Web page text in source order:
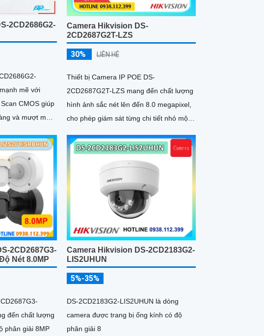
2CD2686G2-
mẽ với
CMOS giúp
và mượt mà.
Hồng Ngoại
60m
Camera Hikvision DS-
2CD2687G2T-LZS
30% LIÊN HỆ
Thiết bị Camera IP POE DS-
2CD2687G2T-LZS mang đến chất lượng
hình ảnh sắc nét lên đến 8.0 megapixel,
cho phép giám sát từng chi tiết nhỏ một
2CD2687G3-
Nét 8.0MP
đến chất lượng
phân giải 8MP
Camera Hikvision DS-2CD2183G2-
LIS2UHUN
5%-35%
DS-2CD2183G2-LIS2UHUN là dòng
camera được trang bị ống kính có độ
phân giải 8